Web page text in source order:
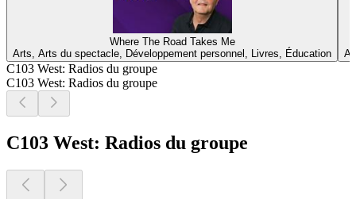
Where The Road Takes Me
Arts, Arts du spectacle, Développement personnel, Livres, Éducation
C103 West: Radios du groupe
C103 West: Radios du groupe
C103 West: Radios du groupe